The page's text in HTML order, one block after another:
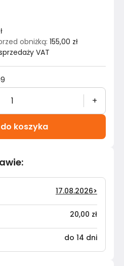
obniżką: 155,00 zł
VAT
+
koszyka
:
17.08.2026>
20,00 zł
do 14 dni